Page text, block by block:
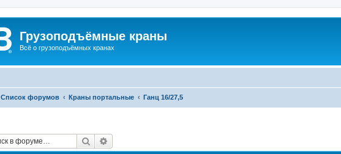
Грузоподъёмные краны
Всё о грузоподъёмных кранах
Список форумов Краны портальные Ганц 16/27,5
Поиск